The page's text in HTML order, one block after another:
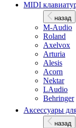
MIDI
назад
M-Audio
Roland
Axelvox
Arturia
Alesis
Acorn
Nektar
LAudio
Behringer
Аксессуары
назад